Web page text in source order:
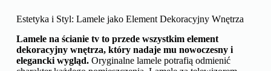
Estetyka i Styl: Lamele jako Element Dekoracyjny Wnętrza
Lamele na ścianie tv to przede wszystkim element
dekoracyjny wnętrza, który nadaje mu nowoczesny i
elegancki wygląd.Oryginalne lamele potrafią odmienić